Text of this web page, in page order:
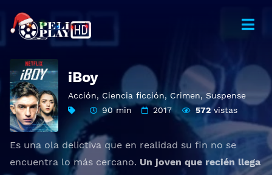
iBoy
Acción, Ciencia ficción, Crimen, Suspense
90 min
2017 572vistas
Es una ola delictiva que en realidad su fin no se
encuentra lo más cercano. Un joven que recién llega